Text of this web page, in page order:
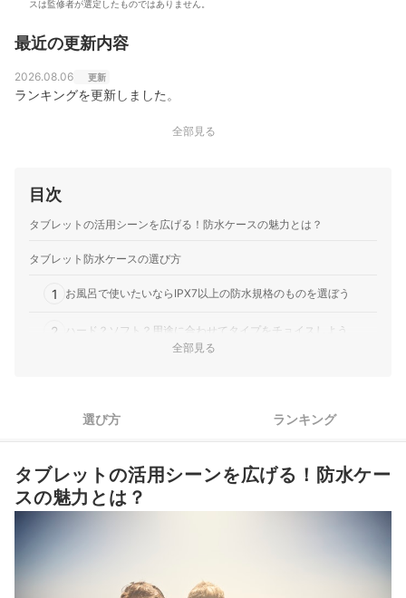
スは監修者が選定したものではありません。
最近の更新内容
2026.08.06 更新
ランキングを更新しました。
全部見る
目次
タブレットの活用シーンを広げる！防水ケースの魅力とは？
タブレット防水ケースの選び方
1 お風呂で使いたいならIPX7以上の防水規格のものを選ぼう
2 ハード？ソフト？用途に合わせてタイプをチョイスしよう
5 タブレットの大きさや機種に合わせてサイズを選ぼう
6 写真を撮りたい人は背面部分もチェックしよう
iPad用の防水ケースをチェックしよう
全部見る
選び方 ランキング
タブレットの活用シーンを広げる！防水ケー
スの魅力とは？